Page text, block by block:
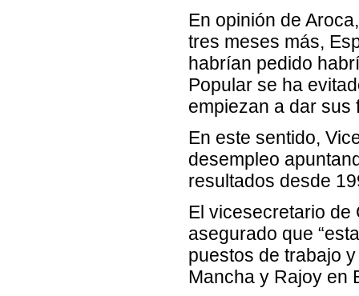
En opinión de
tres meses más,
habrían pedido
Popular se ha
empiezan a dar sus
En este sentido,
desempleo
resultados desde
El vicesecretario de
asegurado que
puestos de trabajo
Mancha y Rajoy en